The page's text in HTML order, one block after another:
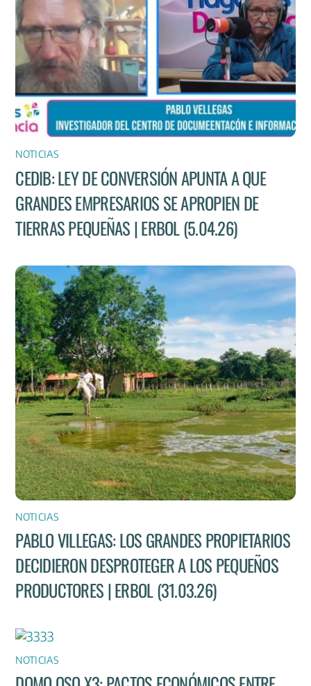
NOTICIAS
CEDIB: LEY DE CONVERSIÓN APUNTA A QUE
GRANDES EMPRESARIOS SE APROPIEN DE
TIERRAS PEQUEÑAS | ERBOL (5.04.26)
NOTICIAS
PABLO VILLEGAS: LOS GRANDES PROPIETARIOS
DECIDIERON DESPROTEGER A LOS PEQUEÑOS
PRODUCTORES | ERBOL (31.03.26)
NOTICIAS